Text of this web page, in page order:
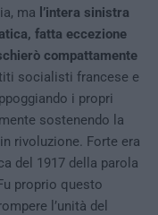
ma l’intera sinistra
fatta eccezione
compattamente
socialisti francese e
i propri
sostenendo la
rivoluzione. Forte era
del 1917 della parola
proprio questo
l’unità del